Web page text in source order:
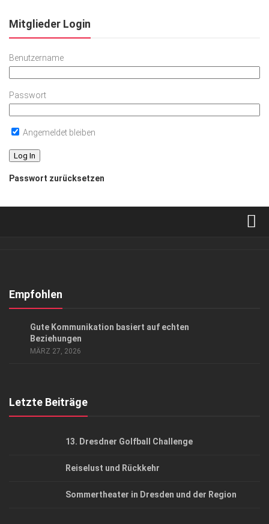
Mitglieder Login
Benutzername
Passwort
Angemeldet bleiben
Passwort zurücksetzen
Kontakt, Impressum
Empfohlen
Gute Kommunikation basiert auf echten
Beziehungen
MÄRZ 27, 2026
Letzte Beiträge
13. Dresdner Golfball Challenge
Reiselust und Rückkehr
Sommertheater in Dresden und der Region